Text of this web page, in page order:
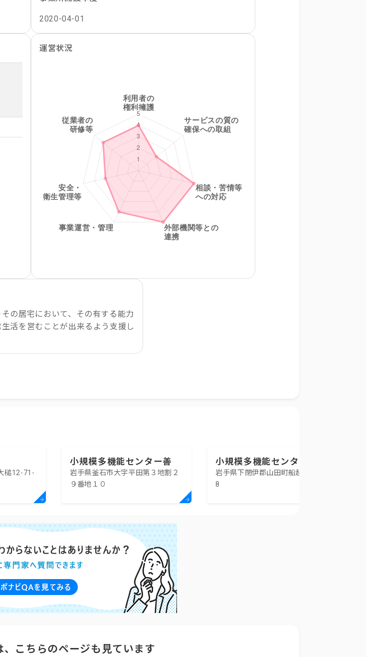
2020-04-01
運営状況
の居宅において、その有する能力
活を営むことが出来るよう支援し
槌12-71-
小規模多機能センター善
岩手県釜石市大字平田第３地割２
９番地１０
小規模多機能センター絆の
里やすらぎ
岩手県下閉伊郡山田町船越9-26-1
8
、こちらのページも見ています